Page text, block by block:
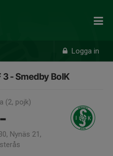
Logga in
3 - Smedby BoIK
(2, pojk)
-
Nynäs 21,